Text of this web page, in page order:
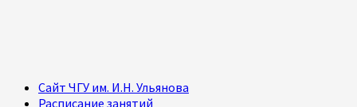
Сайт ЧГУ им. И.Н. Ульянова
Расписание занятий